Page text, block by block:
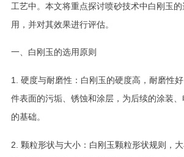
工艺中。本文将重点探讨喷砂技术中白刚玉
用，并对其效果进行评估。
一、白刚玉的选用原则
1. 硬度与耐磨性：白刚玉的硬度高，耐磨性
件表面的污垢、锈蚀和涂层，为后续的涂装
的基础。
2. 颗粒形状与大小：白刚玉颗粒形状规则，